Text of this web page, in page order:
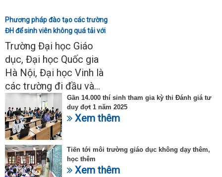
Phương pháp đào tạo các trường
ĐH để sinh viên không quá tải với
ngành Sư phạm Khoa học tự
nhiên
Trường Đại học Giáo
dục, Đại học Quốc gia
Hà Nội, Đại học Vinh là
các trường đi đầu và...
Gần 14.000 thí sinh tham gia kỳ thi Đánh giá tư
duy đợt 1 năm 2025
Xem thêm
Tiến tới môi trường giáo dục không dạy thêm,
học thêm
Xem thêm